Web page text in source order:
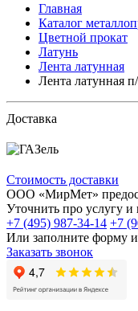
Главная
Каталог
Цветной прокат
Латунь
Лента латунная
Лента латунная
Доставка
Стоимость доставки
ООО «МирМет»
Уточнить про услугу и
+7 (495) 987-34-14 +7
Или заполните форму
Заказать звонок